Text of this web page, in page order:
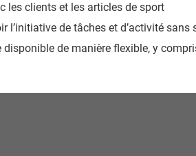
les clients et les articles de sport
l’initiative de tâches et d’activité sans
disponible de manière flexible, y